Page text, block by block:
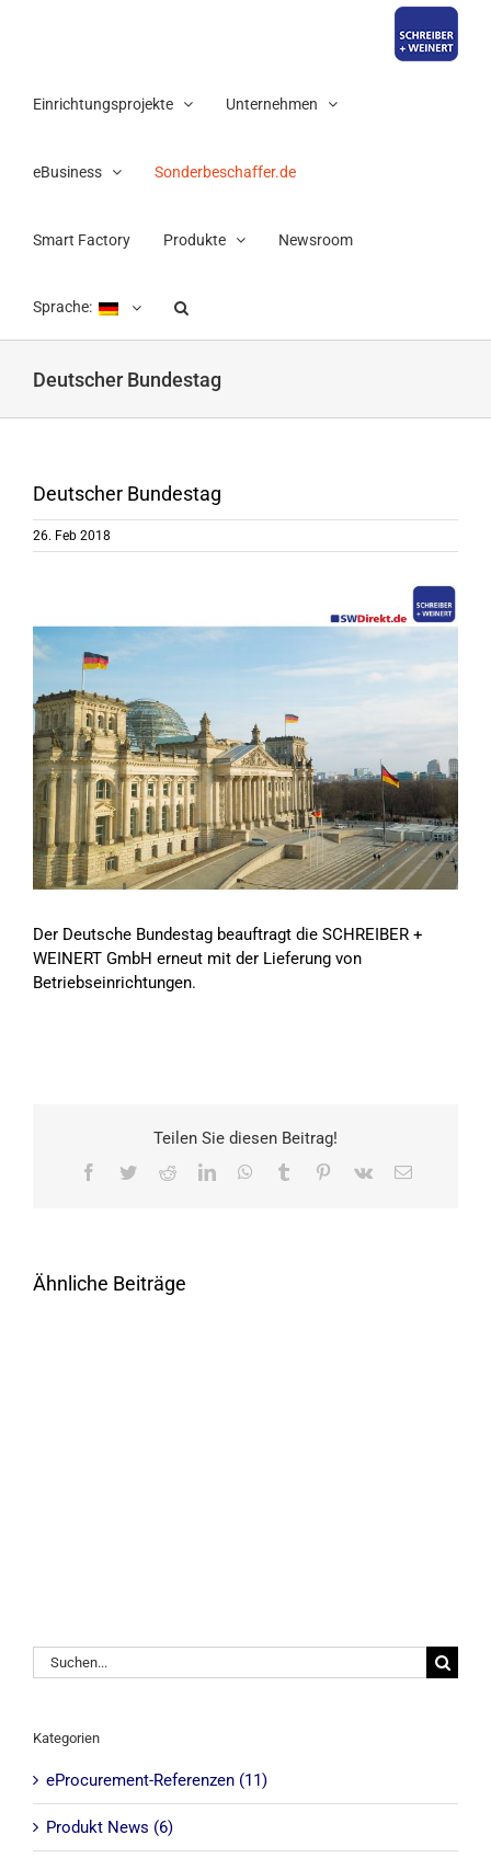
Einrichtungsprojekte Unternehmen
eBusiness Sonderbeschaffer.de
Smart Factory Produkte Newsroom
Sprache:
Deutscher Bundestag
Deutscher Bundestag
26. Feb 2018
Bild
Der Deutsche Bundestag beauftragt die SCHREIBER +
WEINERT GmbH erneut mit der Lieferung von
Betriebseinrichtungen.
Teilen Sie diesen Beitrag!
Facebook
TwitterRedditLinkedInWhatsApp
Tumblr Pinterest
Vk
E-
Ähnliche Beiträge
Suche
nach:
Kategorien
eProcurement-Referenzen (11)
Produkt News (6)